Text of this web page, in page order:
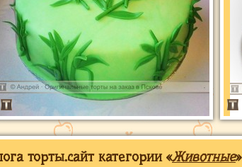
торты.сайт категории «Животные»